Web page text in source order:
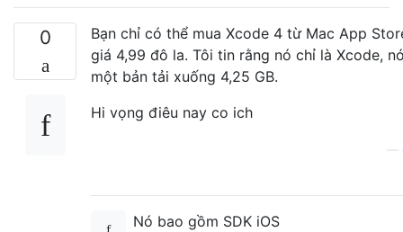
0
Bạn chỉ có thể mua Xcode 4 từ Mac App
giá 4,99 đô la. Tôi tin rằng nó chỉ là Xcode,
một bản tải xuống 4,25 GB.
Hi vọng điêu nay co ich
Nó bao gồm SDK iOS